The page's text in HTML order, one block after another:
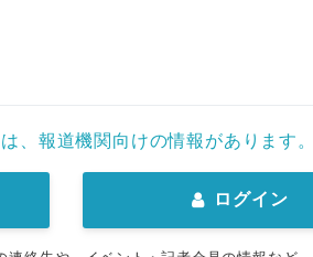
、報道機関向けの情報があります
ログイン